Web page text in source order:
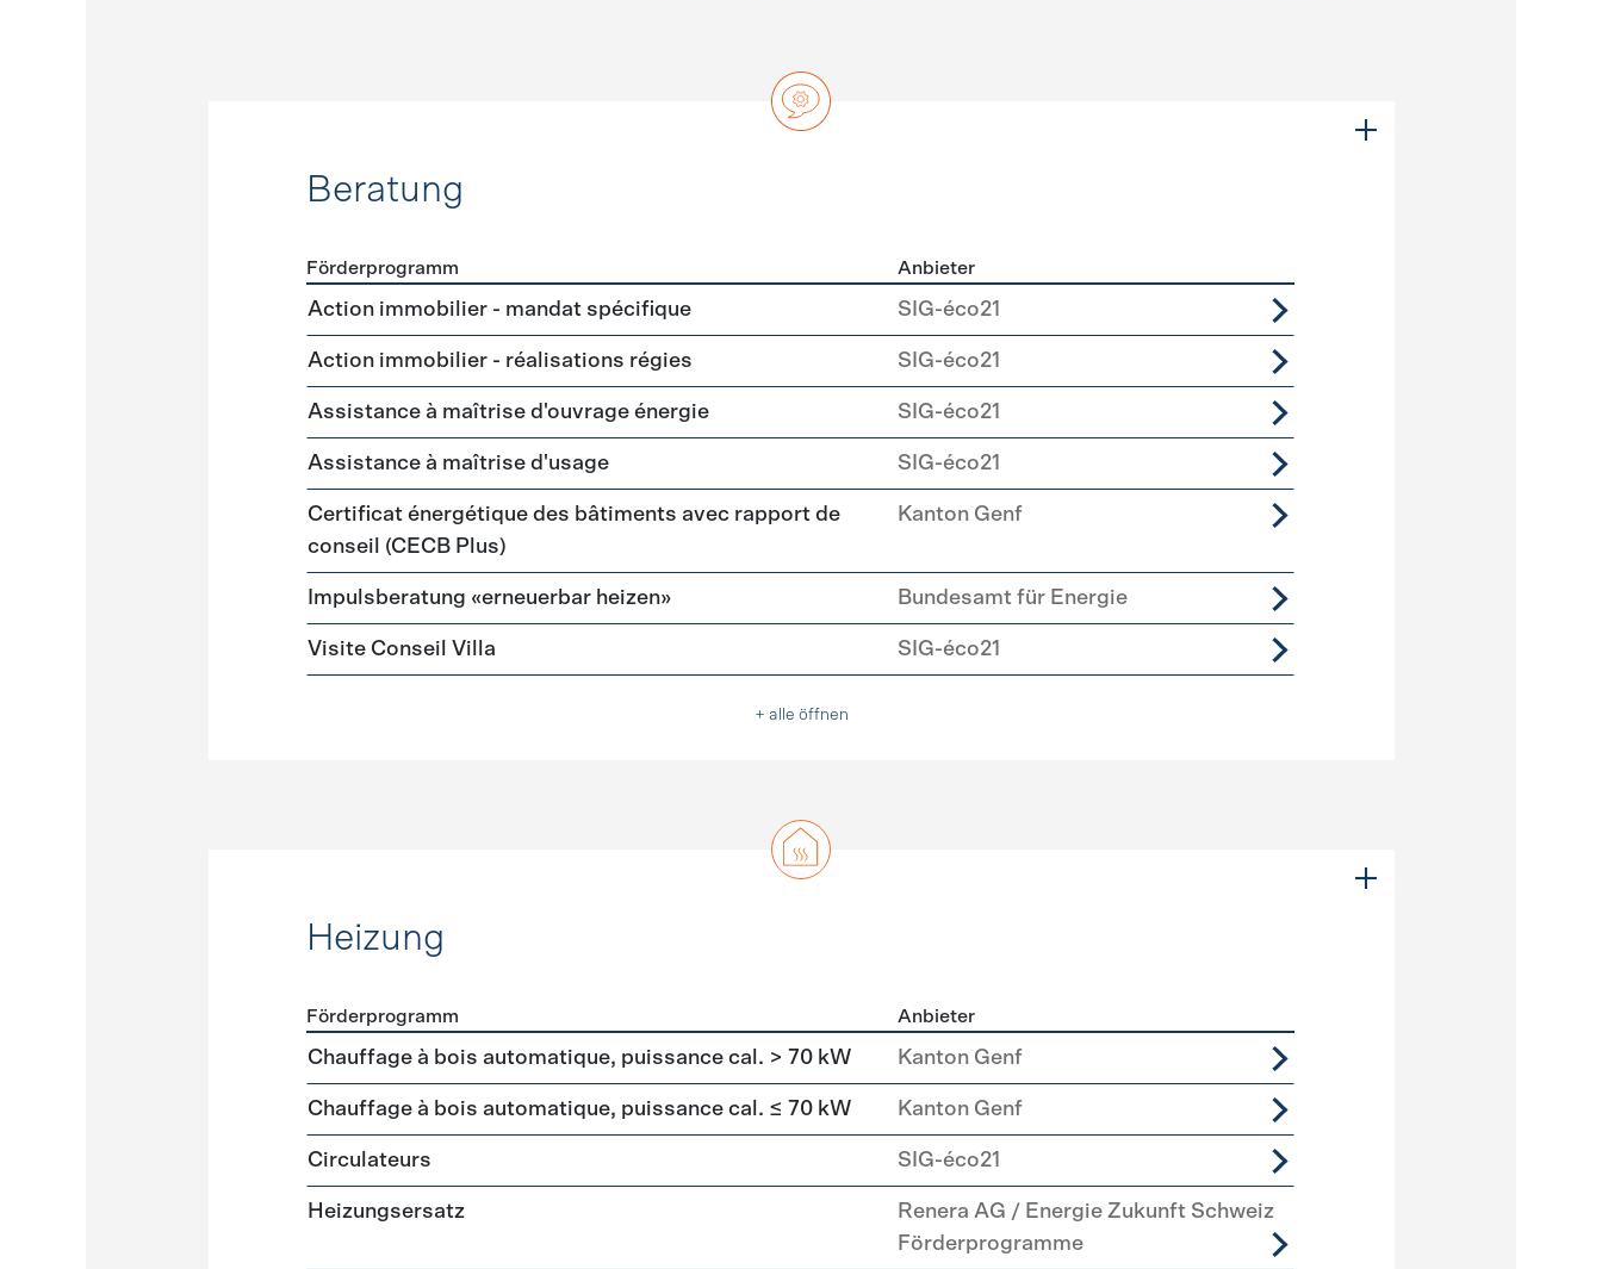
Beratung
Förderprogramme
Förderprogramm Anbieter
Action immobilier - mandat spécifique SIG-éco21
Action immobilier - réalisations régies SIG-éco21
Assistance à maîtrise d'ouvrage énergie SIG-éco21
Assistance à maîtrise d'usage SIG-éco21
Certificat énergétique des bâtiments avec rapport de
conseil (CECB Plus)
Kanton Genf
Impulsberatung «erneuerbar heizen» Bundesamt für Energie
Visite Conseil Villa SIG-éco21
+ alle öffnen
Heizung
Förderprogramme Heizung
Förderprogramm Anbieter
Chauffage à bois automatique, puissance cal. > 70 kW Kanton Genf
Chauffage à bois automatique, puissance cal. ≤ 70 kW Kanton Genf
Circulateurs SIG-éco21
Heizungsersatz
Renera AG / Energie Zukunft Schweiz
Förderprogramme